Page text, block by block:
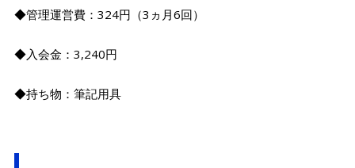
◆管理運営費：324円（3ヵ月6回）
◆入会金：3,240円
◆持ち物：筆記用具